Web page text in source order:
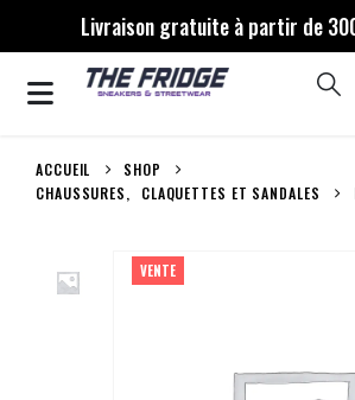
Livraison gratuite à partir de
ACCUEIL
SHOP
CHAUSSURES, CLAQUETTES ET SANDALES
VENTE